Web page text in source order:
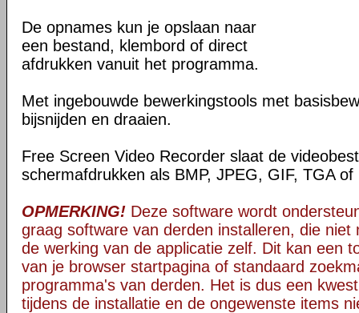
De opnames kun je opslaan naar
een bestand, klembord of direct
afdrukken vanuit het programma.
Met ingebouwde bewerkingstools met
bijsnijden en draaien.
Free Screen Video Recorder slaat de
schermafdrukken als BMP, JPEG, GIF, TGA of
OPMERKING! Deze software wordt
graag software van derden installeren, die niet
de werking van de applicatie zelf. Dit kan een
van je browser startpagina of standaard
programma's van derden. Het is dus een
tijdens de installatie en de ongewenste items